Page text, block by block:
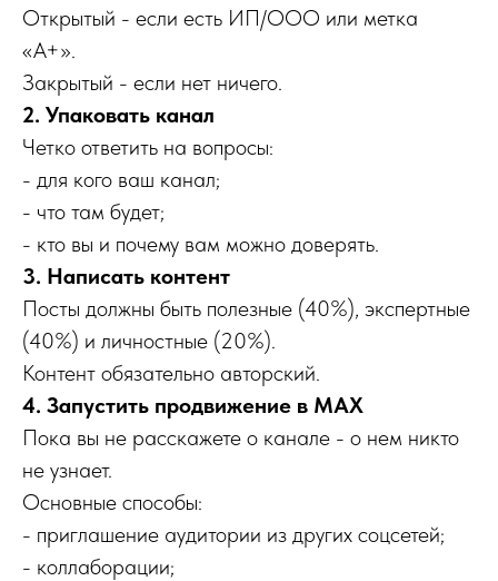
Открытый - если есть ИП/ООО или метка
«А+».
Закрытый - если нет ничего.
2. Упаковать канал
Четко ответить на вопросы:
- для кого ваш канал;
- что там будет;
- кто вы и почему вам можно доверять.
3. Написать контент
Посты должны быть полезные (40%), экспертные
(40%) и личностные (20%).
Контент обязательно авторский.
4. Запустить продвижение в MAX
Пока вы не расскажете о канале - о нем никто
не узнает.
Основные способы:
- приглашение аудитории из других соцсетей;
- коллаборации;